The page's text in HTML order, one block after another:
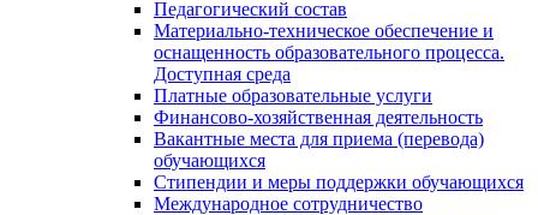
Педагогический состав
Материально-техническое обеспечение и
оснащенность образовательного процесса.
Доступная среда
Платные образовательные услуги
Финансово-хозяйственная деятельность
Вакантные места для приема (перевода)
обучающихся
Стипендии и меры поддержки обучающихся
Международное сотрудничество